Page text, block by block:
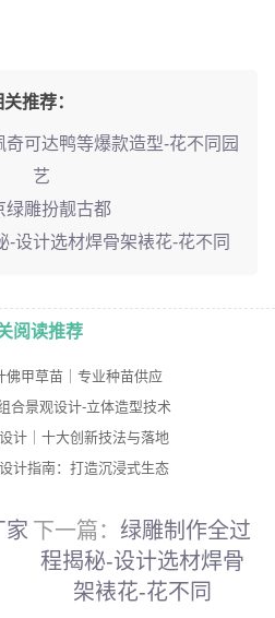
推荐：
奇可达鸭等爆款造型-花不同园
艺
绿雕扮靓古都
-设计选材焊骨架裱花-花不同
阅读推荐
佛甲草苗｜专业种苗供应
合景观设计-立体造型技术
计｜十大创新技法与落地
计指南：打造沉浸式生态
家 下一篇： 绿雕制作全过
程揭秘-设计选材焊骨
架裱花-花不同